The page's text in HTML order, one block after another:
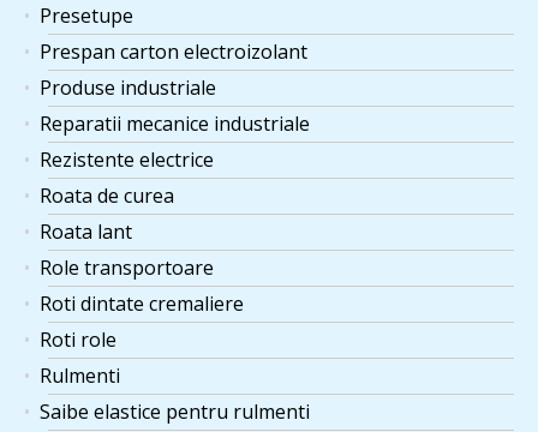
Presetupe
Prespan carton electroizolant
Produse industriale
Reparatii mecanice industriale
Rezistente electrice
Roata de curea
Roata lant
Role transportoare
Roti dintate cremaliere
Roti role
Rulmenti
Saibe elastice pentru rulmenti